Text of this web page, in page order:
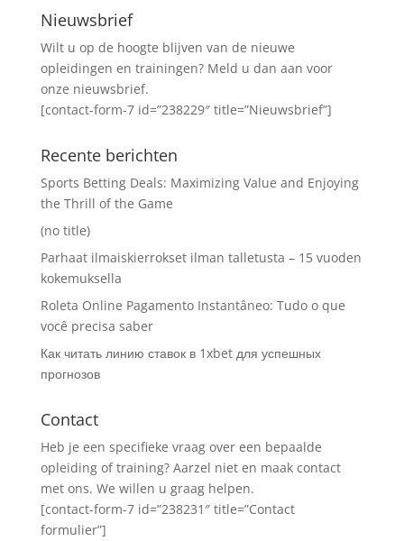
Nieuwsbrief
Wilt u op de hoogte blijven van de nieuwe
opleidingen en trainingen? Meld u dan aan voor
onze nieuwsbrief.
[contact-form-7 id=”238229″ title=”Nieuwsbrief”]
Recente berichten
Sports Betting Deals: Maximizing Value and Enjoying
the Thrill of the Game
(no title)
Parhaat ilmaiskierrokset ilman talletusta – 15 vuoden
kokemuksella
Roleta Online Pagamento Instantâneo: Tudo o que
você precisa saber
Как читать линию ставок в 1xbet для успешных
прогнозов
Contact
Heb je een specifieke vraag over een bepaalde
opleiding of training? Aarzel niet en maak contact
met ons. We willen u graag helpen.
[contact-form-7 id=”238231″ title=”Contact
formulier”]